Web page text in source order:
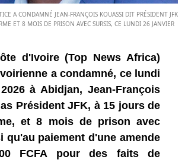
A CONDAMNÉ JEAN-FRANÇOIS KOUASSI DIT PRÉSIDENT JFK
ET 8 MOIS DE PRISON AVEC SURSIS, CE LUNDI 26 JANVIER
d'Ivoire (Top News Africa)
a condamné, ce lundi
à Abidjan, Jean-François
Président JFK, à 15 jours de
et 8 mois de prison avec
qu'au paiement d'une amende
FCFA pour des faits de